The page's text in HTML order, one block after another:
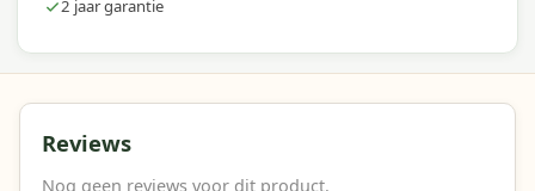
2 jaar garantie
Reviews
Nog geen reviews voor dit product.